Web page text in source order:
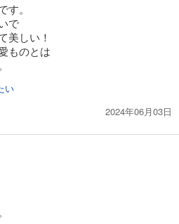
。
で
美しい！
ものとは
い
2024年06月03日